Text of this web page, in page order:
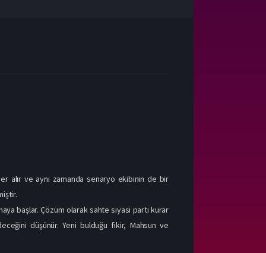
alır ve aynı zamanda senaryo ekibinin de bir
başlar. Çözüm olarak sahte siyasi parti kurar
düşünür. Yeni bulduğu fikir, Mahsun ve